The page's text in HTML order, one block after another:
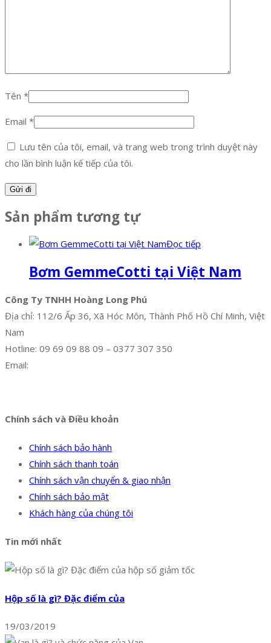
Tên *
Email *
Lưu tên của tôi, email, và trang web trong trình duyệt này
cho lần bình luận kế tiếp của tôi.
Sản phẩm tương tự
Đọc tiếp
Bơm GemmeCotti tại Việt Nam
Công Ty TNHH Hoàng Long Phú
Địa chỉ: 112/6 Ấp 36, Xã Hóc Môn, Thành Phố Hồ Chí Minh, Việt
Nam
Hotline: 09 69 09 88 09 – 0377 307 350
Email:
Chính sách và Điều khoản
Chính sách bảo hành
Chính sách thanh toán
Chính sách vận chuyển & giao nhận
Chính sách bảo mật
Khách hàng của chúng tôi
Tin mới nhất
Hộp số là gì? Đặc điểm của
19/03/2019